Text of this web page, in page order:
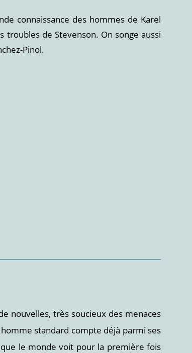
connaissance des hommes de Karel
troubles de Stevenson. On songe aussi
Pinol.
nouvelles, très soucieux des menaces
standard compte déjà parmi ses
que le monde voit pour la première fois